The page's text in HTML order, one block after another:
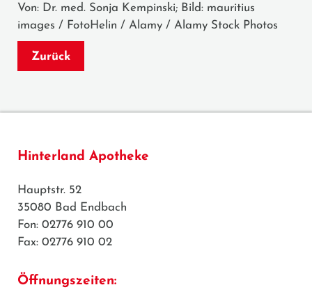
Von: Dr. med. Sonja Kempinski; Bild: mauritius
images / FotoHelin / Alamy / Alamy Stock Photos
Zurück
Hinterland Apotheke
Hauptstr. 52
35080 Bad Endbach
Fon: 02776 910 00
Fax: 02776 910 02
Öffnungszeiten: